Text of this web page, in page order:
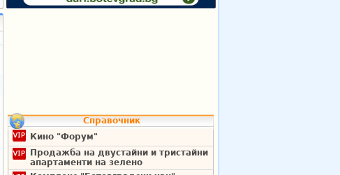
Справочник
Кино "Форум"
Продажба на двустайни и тристайни
апартаменти на зелено